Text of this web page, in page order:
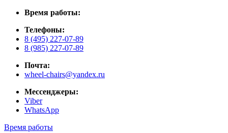
Время работы:
Телефоны:
8 (495) 227-07-89
8 (985) 227-07-89
Почта:
wheel-chairs@yandex.ru
Мессенджеры:
Viber
WhatsApp
Время работы